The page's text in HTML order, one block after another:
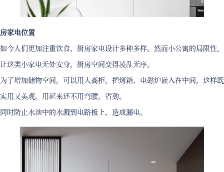
房家电位置
如今人们更加注重饮食，厨房家电设计多种多样。然而小公寓的局限性，
让这类小家电无处安身，厨房空间变得凌乱无序。
为了增加储物空间，可以用大高柜，把烤箱、电磁炉嵌入在中间，这样既
实用又美观，用起来还不用弯腰，省劲。
同时防止水池中的水溅到电路板上，造成漏电。